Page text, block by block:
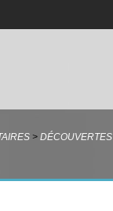
> DÉCOUVERTES